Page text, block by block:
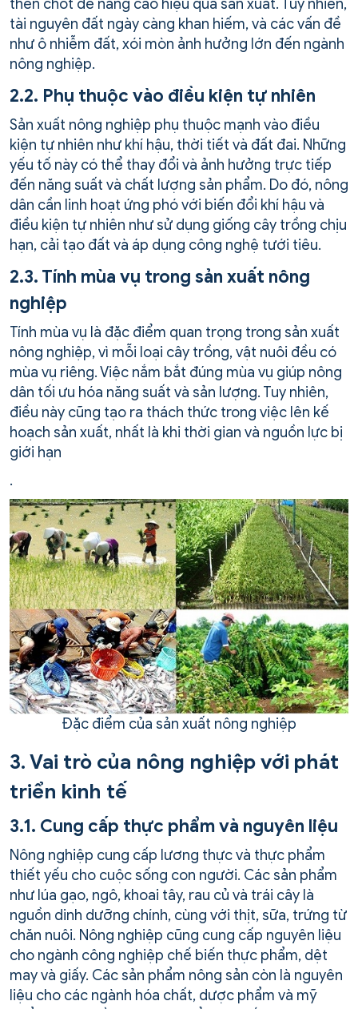
then chốt để nâng cao hiệu quả sản xuất. Tuy nhiên,
tài nguyên đất ngày càng khan hiếm, và các vấn đề
như ô nhiễm đất, xói mòn ảnh hưởng lớn đến ngành
nông nghiệp.
2.2. Phụ thuộc vào điều kiện tự nhiên
Sản xuất nông nghiệp phụ thuộc mạnh vào điều
kiện tự nhiên như khí hậu, thời tiết và đất đai. Những
yếu tố này có thể thay đổi và ảnh hưởng trực tiếp
đến năng suất và chất lượng sản phẩm. Do đó, nông
dân cần linh hoạt ứng phó với biến đổi khí hậu và
điều kiện tự nhiên như sử dụng giống cây trồng chịu
hạn, cải tạo đất và áp dụng công nghệ tưới tiêu.
2.3. Tính mùa vụ trong sản xuất nông
nghiệp
Tính mùa vụ là đặc điểm quan trọng trong sản xuất
nông nghiệp, vì mỗi loại cây trồng, vật nuôi đều có
mùa vụ riêng. Việc nắm bắt đúng mùa vụ giúp nông
dân tối ưu hóa năng suất và sản lượng. Tuy nhiên,
điều này cũng tạo ra thách thức trong việc lên kế
hoạch sản xuất, nhất là khi thời gian và nguồn lực bị
giới hạn
.
Đặc điểm của sản xuất nông nghiệp
3. Vai trò của nông nghiệp với phát
triển kinh tế
3.1. Cung cấp thực phẩm và nguyên liệu
Nông nghiệp cung cấp lương thực và thực phẩm
thiết yếu cho cuộc sống con người. Các sản phẩm
như lúa gạo, ngô, khoai tây, rau củ và trái cây là
nguồn dinh dưỡng chính, cùng với thịt, sữa, trứng từ
chăn nuôi. Nông nghiệp cũng cung cấp nguyên liệu
cho ngành công nghiệp chế biến thực phẩm, dệt
may và giấy. Các sản phẩm nông sản còn là nguyên
liệu cho các ngành hóa chất, dược phẩm và mỹ